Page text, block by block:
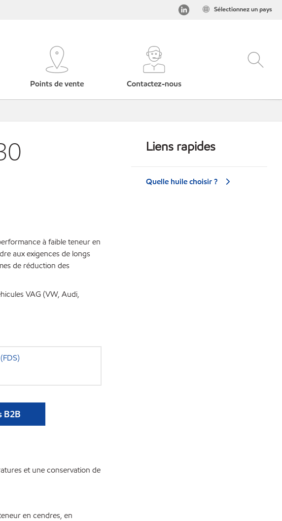
Sélectionnez un pays
Points de vente Contactez-nous
à faible teneur en
aux exigences de longs
de réduction des
VAG (VW, Audi,
B2B
et une conservation de
en cendres, en
Liens rapides
Quelle huile choisir ?